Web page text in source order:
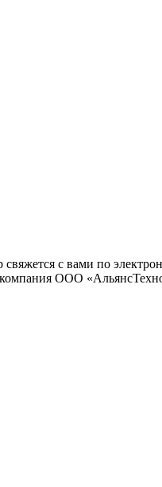
с вами по
компания ООО